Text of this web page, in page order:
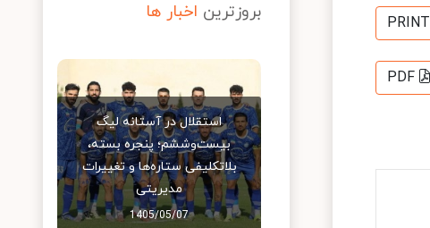
PRINT
PDF
بروزترین اخبار ها
استقلال در آستانه لیگ
بیست‌وششم؛ پنجره بسته،
بلاتکلیفی ستاره‌ها و تغییرات
مدیریتی
1405/05/07